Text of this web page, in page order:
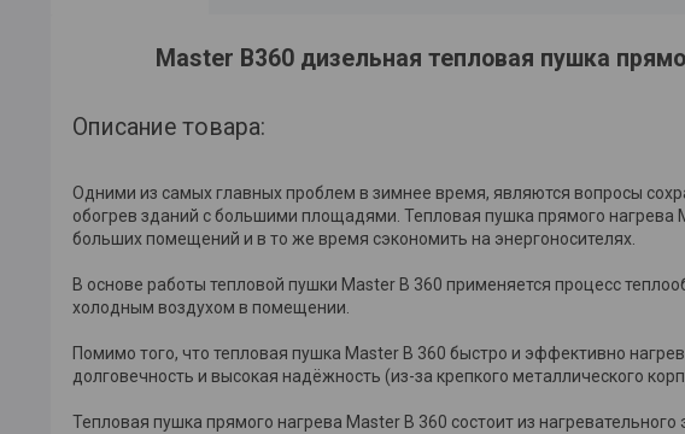
Master B360 дизельная тепловая пушка
Описание товара:
Одними из самых главных проблем в зимнее время, являются вопросы
обогрев зданий с большими площадями. Тепловая пушка прямого
больших помещений и в то же время сэкономить на энергоносителях.
В основе работы тепловой пушки Master B 360 применяется процесс
холодным воздухом в помещении.
Помимо того, что тепловая пушка Master B 360 быстро и эффективно
долговечность и высокая надёжность (из-за крепкого металлического
Тепловая пушка прямого нагрева Master B 360 состоит из